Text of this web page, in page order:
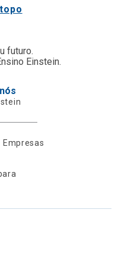
futuro.
Einstein.
Empresas